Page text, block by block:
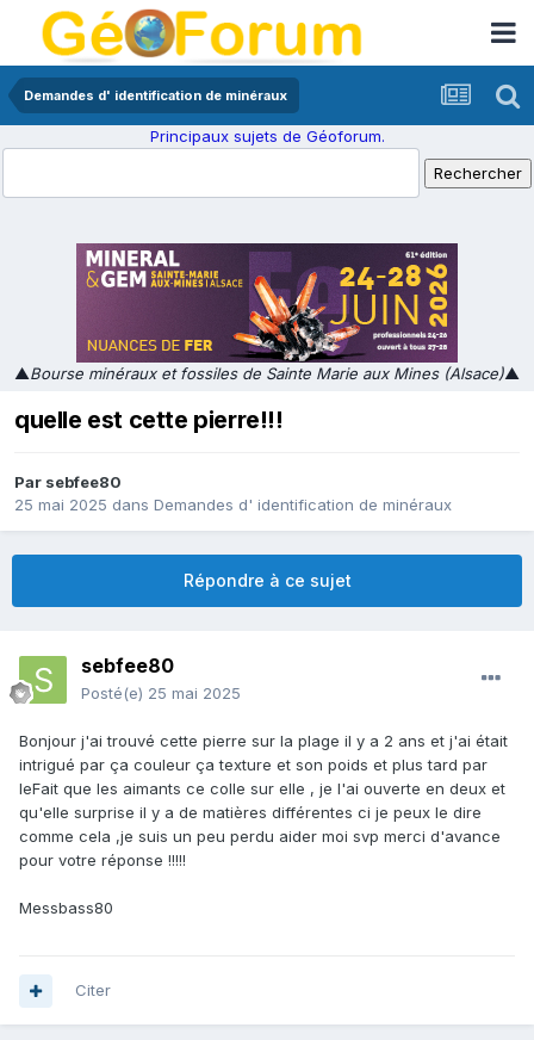
Demandes d' identification de minéraux
Principaux sujets de Géoforum.
▲Bourse minéraux et fossiles de Sainte Marie aux Mines (Alsace)▲
quelle est cette pierre!!!
Par sebfee80
25 mai 2025 dans Demandes d' identification de minéraux
Répondre à ce sujet
sebfee80
Posté(e) 25 mai 2025
Bonjour j'ai trouvé cette pierre sur la plage il y a 2 ans et j'ai était
intrigué par ça couleur ça texture et son poids et plus tard par
leFait que les aimants ce colle sur elle , je l'ai ouverte en deux et
qu'elle surprise il y a de matières différentes ci je peux le dire
comme cela ,je suis un peu perdu aider moi svp merci d'avance
pour votre réponse !!!!!
Messbass80
Citer